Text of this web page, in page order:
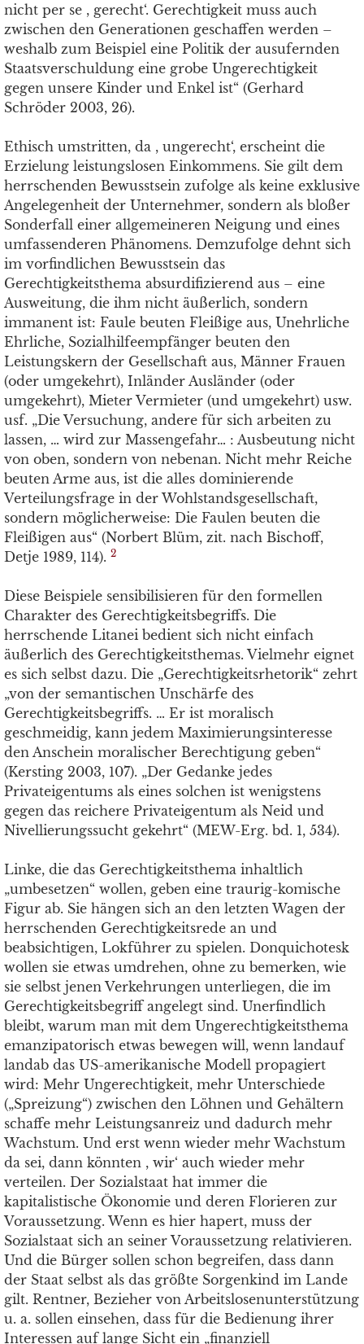
nicht per se , gerecht‘. Gerechtigkeit muss auch
zwischen den Generationen geschaffen werden –
weshalb zum Beispiel eine Politik der ausufernden
Staatsverschuldung eine grobe Ungerechtigkeit
gegen unsere Kinder und Enkel ist“ (Gerhard
Schröder 2003, 26).
Ethisch umstritten, da , ungerecht‘, erscheint die
Erzielung leistungslosen Einkommens. Sie gilt dem
herrschenden Bewusstsein zufolge als keine exklusive
Angelegenheit der Unternehmer, sondern als bloßer
Sonderfall einer allgemeineren Neigung und eines
umfassenderen Phänomens. Demzufolge dehnt sich
im vorfindlichen Bewusstsein das
Gerechtigkeitsthema absurdifizierend aus – eine
Ausweitung, die ihm nicht äußerlich, sondern
immanent ist: Faule beuten Fleißige aus, Unehrliche
Ehrliche, Sozialhilfeempfänger beuten den
Leistungskern der Gesellschaft aus, Männer Frauen
(oder umgekehrt), Inländer Ausländer (oder
umgekehrt), Mieter Vermieter (und umgekehrt) usw.
usf. „Die Versuchung, andere für sich arbeiten zu
lassen, … wird zur Massengefahr… : Ausbeutung nicht
von oben, sondern von nebenan. Nicht mehr Reiche
beuten Arme aus, ist die alles dominierende
Verteilungsfrage in der Wohlstandsgesellschaft,
sondern möglicherweise: Die Faulen beuten die
Fleißigen aus“ (Norbert Blüm, zit. nach Bischoff,
Detje 1989, 114). 2
Diese Beispiele sensibilisieren für den formellen
Charakter des Gerechtigkeitsbegriffs. Die
herrschende Litanei bedient sich nicht einfach
äußerlich des Gerechtigkeitsthemas. Vielmehr eignet
es sich selbst dazu. Die „Gerechtigkeitsrhetorik“ zehrt
„von der semantischen Unschärfe des
Gerechtigkeitsbegriffs. … Er ist moralisch
geschmeidig, kann jedem Maximierungsinteresse
den Anschein moralischer Berechtigung geben“
(Kersting 2003, 107). „Der Gedanke jedes
Privateigentums als eines solchen ist wenigstens
gegen das reichere Privateigentum als Neid und
Nivellierungssucht gekehrt“ (MEW-Erg. bd. 1, 534).
Linke, die das Gerechtigkeitsthema inhaltlich
„umbesetzen“ wollen, geben eine traurig-komische
Figur ab. Sie hängen sich an den letzten Wagen der
herrschenden Gerechtigkeitsrede an und
beabsichtigen, Lokführer zu spielen. Donquichotesk
wollen sie etwas umdrehen, ohne zu bemerken, wie
sie selbst jenen Verkehrungen unterliegen, die im
Gerechtigkeitsbegriff angelegt sind. Unerfindlich
bleibt, warum man mit dem Ungerechtigkeitsthema
emanzipatorisch etwas bewegen will, wenn landauf
landab das US-amerikanische Modell propagiert
wird: Mehr Ungerechtigkeit, mehr Unterschiede
(„Spreizung“) zwischen den Löhnen und Gehältern
schaffe mehr Leistungsanreiz und dadurch mehr
Wachstum. Und erst wenn wieder mehr Wachstum
da sei, dann könnten , wir‘ auch wieder mehr
verteilen. Der Sozialstaat hat immer die
kapitalistische Ökonomie und deren Florieren zur
Voraussetzung. Wenn es hier hapert, muss der
Sozialstaat sich an seiner Voraussetzung relativieren.
Und die Bürger sollen schon begreifen, dass dann
der Staat selbst als das größte Sorgenkind im Lande
gilt. Rentner, Bezieher von Arbeitslosenunterstützung
u. a. sollen einsehen, dass für die Bedienung ihrer
Interessen auf lange Sicht ein „finanziell